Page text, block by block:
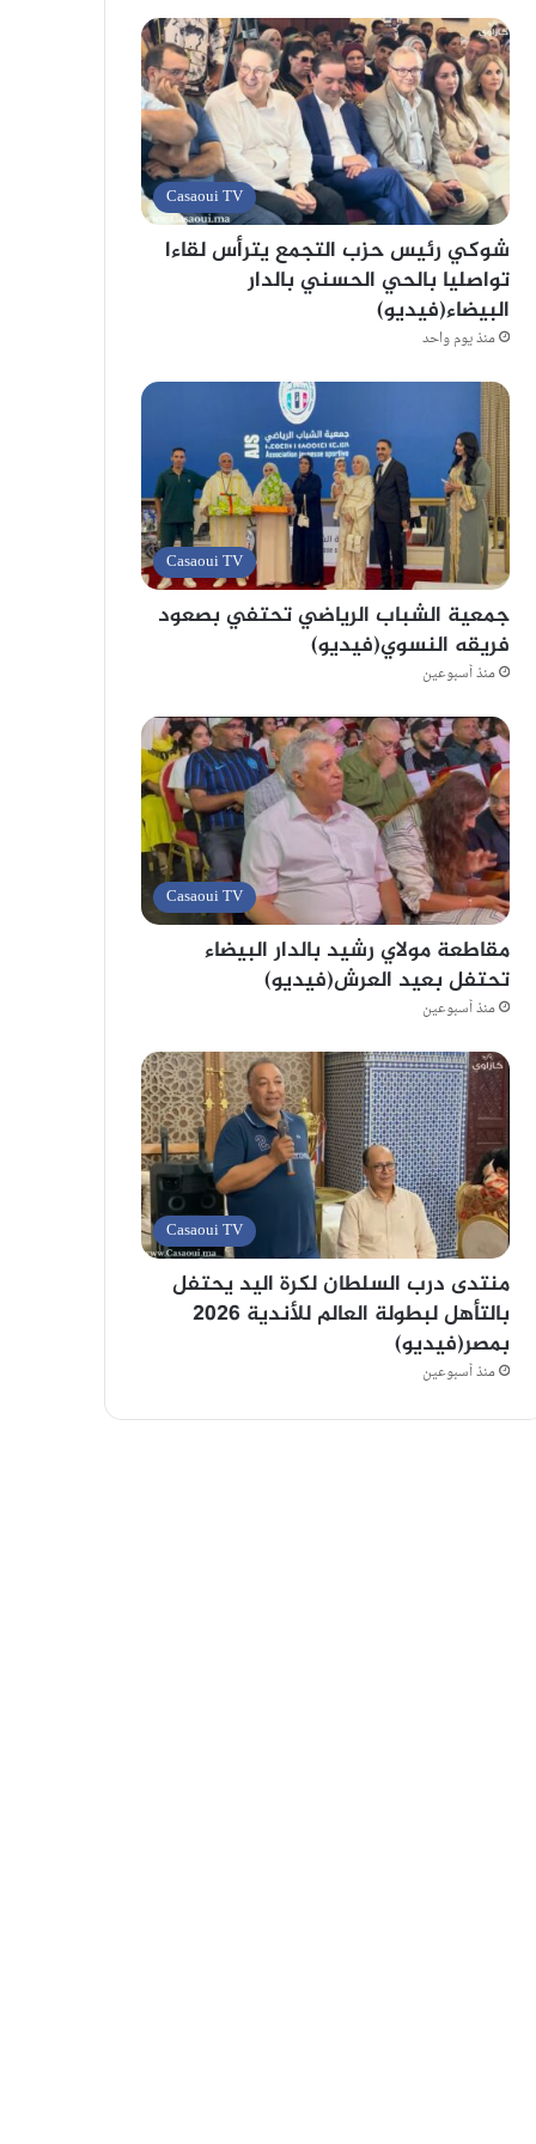
Casaoui TV
شوكي رئيس حزب التجمع يترأس لقاءا
تواصليا بالحي الحسني بالدار
البيضاء(فيديو)
منذ يوم واحد
Casaoui TV
جمعية الشباب الرياضي تحتفي بصعود
فريقه النسوي(فيديو)
منذ أسبوعين
Casaoui TV
مقاطعة مولاي رشيد بالدار البيضاء
تحتفل بعيد العرش(فيديو)
منذ أسبوعين
Casaoui TV
منتدى درب السلطان لكرة اليد يحتفل
بالتأهل لبطولة العالم للأندية 2026
بمصر(فيديو)
منذ أسبوعين